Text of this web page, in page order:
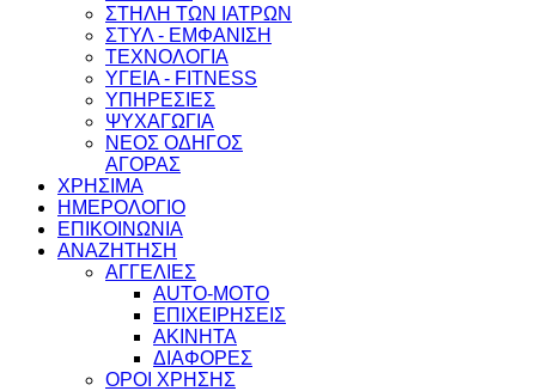
ΣΤΗΛΗ ΤΩΝ ΙΑΤΡΩΝ
ΣΤΥΛ - ΕΜΦΑΝΙΣΗ
ΤΕΧΝΟΛΟΓΙΑ
ΥΓΕΙΑ - FITNESS
ΥΠΗΡΕΣΙΕΣ
ΨΥΧΑΓΩΓΙΑ
ΝΕΟΣ ΟΔΗΓΟΣ
ΑΓΟΡΑΣ
ΧΡΗΣΙΜΑ
ΗΜΕΡΟΛΟΓΙΟ
ΕΠΙΚΟΙΝΩΝΙΑ
ΑΝΑΖΗΤΗΣΗ
ΑΓΓΕΛΙΕΣ
AUTO-MOTO
ΕΠΙΧΕΙΡΗΣΕΙΣ
ΑΚΙΝΗΤΑ
ΔΙΑΦΟΡΕΣ
ΟΡΟΙ ΧΡΗΣΗΣ